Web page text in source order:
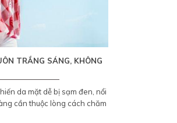
TRẮNG SÁNG, KHÔNG
da mặt dễ bị sạm đen, nổi
cần thuộc lòng cách chăm